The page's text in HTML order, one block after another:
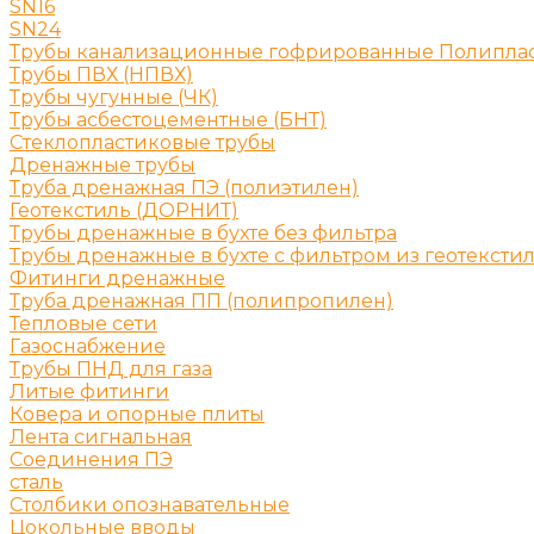
SN16
SN24
Трубы канализационные гофрированные
Трубы ПВХ (НПВХ)
Трубы чугунные (ЧК)
Трубы асбестоцементные (БНТ)
Стеклопластиковые трубы
Дренажные трубы
Труба дренажная ПЭ (полиэтилен)
Геотекстиль (ДОРНИТ)
Трубы дренажные в бухте без фильтра
Трубы дренажные в бухте с фильтром из
Фитинги дренажные
Труба дренажная ПП (полипропилен)
Тепловые сети
Газоснабжение
Трубы ПНД для газа
Литые фитинги
Ковера и опорные плиты
Лента сигнальная
Соединения ПЭ
сталь
Столбики опознавательные
Цокольные вводы